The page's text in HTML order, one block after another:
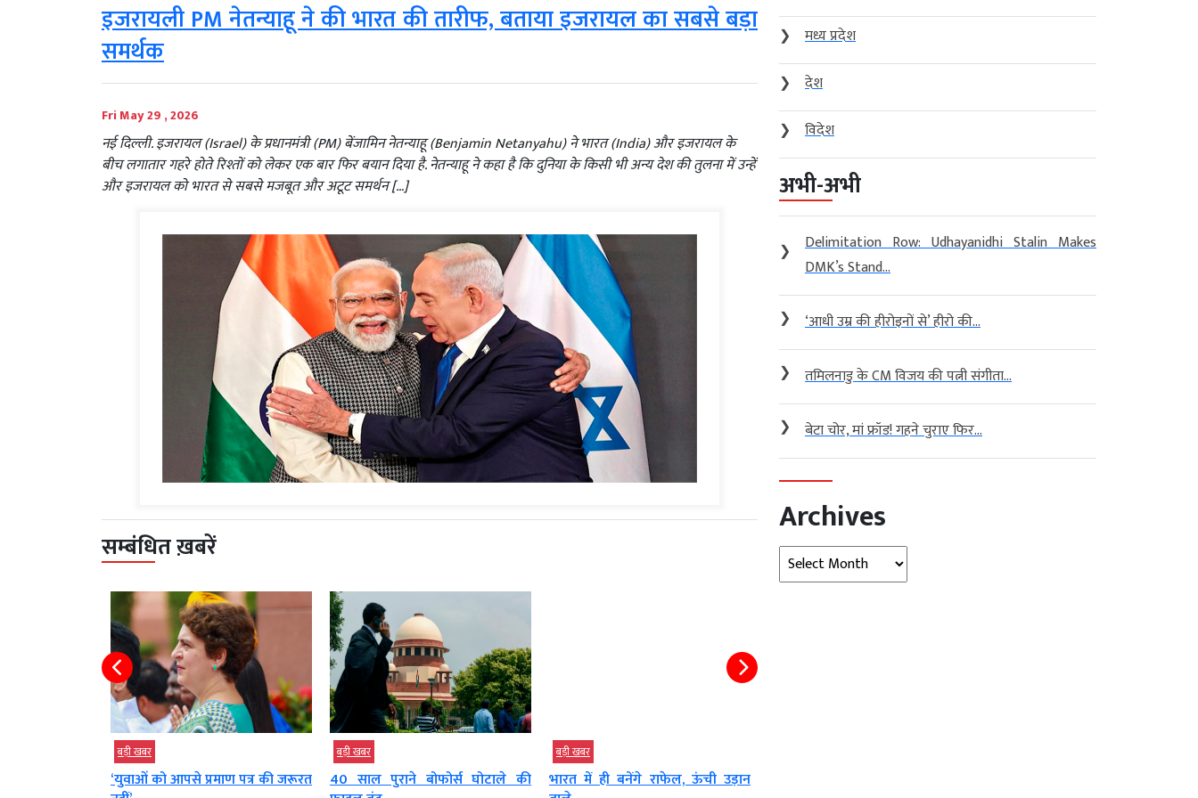
इजरायली PM नेतन्याहू ने की भारत की तारीफ, बताया इजरायल का सबसे बड़ा
समर्थक
Fri May 29 , 2026
नई दिल्ली. इजरायल (Israel) के प्रधानमंत्री (PM) बेंजामिन नेतन्याहू (Benjamin Netanyahu) ने भारत (India) और इजरायल के
बीच लगातार गहरे होते रिश्तों को लेकर एक बार फिर बयान दिया है. नेतन्याहू ने कहा है कि दुनिया के किसी भी अन्य देश की तुलना में उन्हें
और इजरायल को भारत से सबसे मजबूत और अटूट समर्थन […]
सम्बंधित ख़बरें
बड़ी खबर
‘युवाओं को आपसे प्रमाण पत्र की जरूरत
बड़ी खबर
40 साल पुराने बोफोर्स घोटाले की
बड़ी खबर
भारत में ही बनेंगे राफेल, ऊंची उड़ान
❯
मध्य प्रदेश
❯
देश
❯
विदेश
अभी-अभी
❯
Delimitation Row: Udhayanidhi Stalin Makes
DMK’s Stand...
❯ ‘आधी उम्र की हीरोइनों से’ हीरो की...
❯ तमिलनाडु के CM विजय की पत्नी संगीता...
❯ बेटा चोर, मां फ्रॉड! गहने चुराए फिर...
Archives
Archives